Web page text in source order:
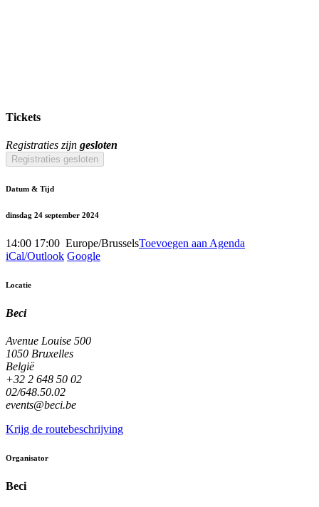
Tickets
Registraties zijn gesloten
Registraties gesloten
Datum & Tijd
dinsdag 24 september 2024
14:00 17:00 Europe/BrusselsToevoegen aan Agenda
iCal/Outlook Google
Locatie
Beci
Avenue Louise 500
1050 Bruxelles
België
+32 2 648 50 02
02/648.50.02
events@beci.be
Krijg de routebeschrijving
Organisator
Beci